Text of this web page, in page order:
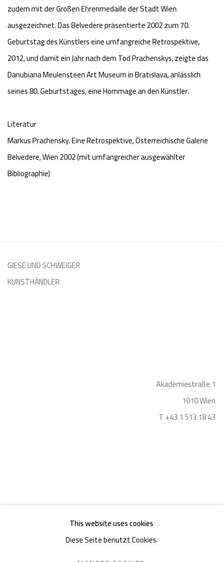
zudem mit der Großen Ehrenmedaille der Stadt Wien
ausgezeichnet. Das Belvedere präsentierte 2002 zum 70.
Geburtstag des Künstlers eine umfangreiche Retrospektive,
2012, und damit ein Jahr nach dem Tod Prachenskys, zeigte das
Danubiana Meulensteen Art Museum in Bratislava, anlässlich
seines 80. Geburtstages, eine Hommage an den Künstler.
Literatur
Markus Prachensky. Eine Retrospektive, Österreichische Galerie
Belvedere, Wien 2002 (mit umfangreicher ausgewählter
Bibliographie)
GIESE UND SCHWEIGER
KUNSTHÄNDLER
Akademiestraße 1
1010 Wien
T +43 1 513 18 43
Impressum
This website uses cookies
Diese Seite benutzt Cookies.